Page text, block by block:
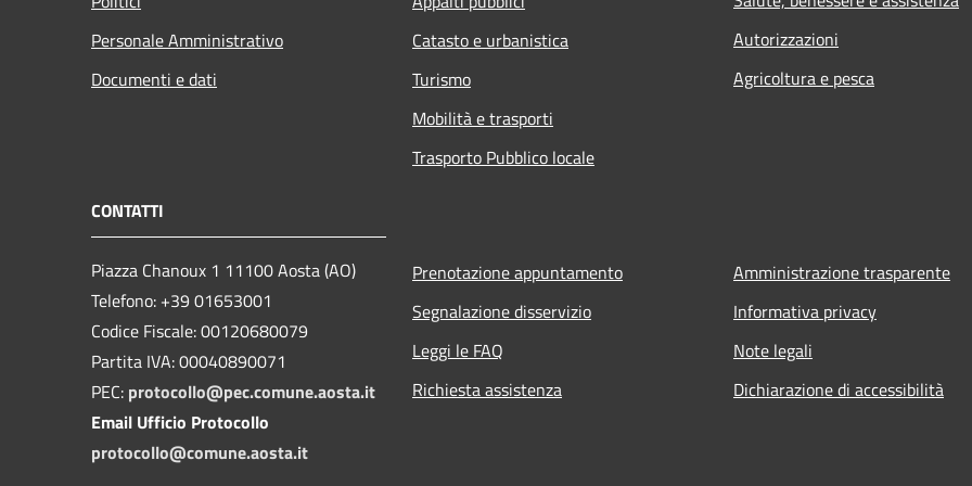
Personale Amministrativo
Documenti e dati
Catasto e urbanistica
Turismo
Mobilità e trasporti
Trasporto Pubblico locale
Autorizzazioni
Agricoltura e pesca
CONTATTI
Piazza Chanoux 1 11100 Aosta (AO)
Telefono: +39 01653001
Codice Fiscale: 00120680079
Partita IVA: 00040890071
PEC: protocollo@pec.comune.aosta.it
Email Ufficio Protocollo
protocollo@comune.aosta.it
Prenotazione appuntamento
Segnalazione disservizio
Leggi le FAQ
Richiesta assistenza
Amministrazione trasparente
Informativa privacy
Note legali
Dichiarazione di accessibilità